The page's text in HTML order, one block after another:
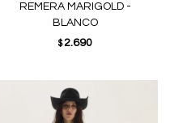
REMERA MARIGOLD -
BLANCO
$2.690